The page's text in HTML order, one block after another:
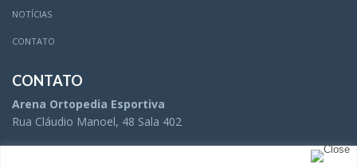
NOTÍCIAS
CONTATO
CONTATO
Arena Ortopedia Esportiva
Rua Cláudio Manoel, 48 Sala 402